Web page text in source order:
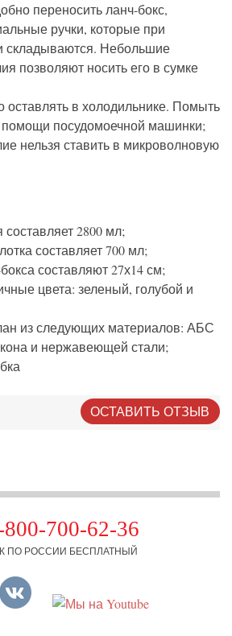
переносить ланч-бокс,
ручки, которые при
складываются. Небольшие
позволяют носить его в сумке
оставлять в холодильнике. Помыть
посудомоечной машинки;
нельзя ставить в микроволновую
2800 мл;
составляет 700 мл;
составляют 27х14 см;
цвета: зеленый, голубой и
из следующих материалов: АБС
и нержавеющей стали;
ОСТАВИТЬ ОТЗЫВ
800-700-62-36
ПО РОССИИ БЕСПЛАТНЫЙ